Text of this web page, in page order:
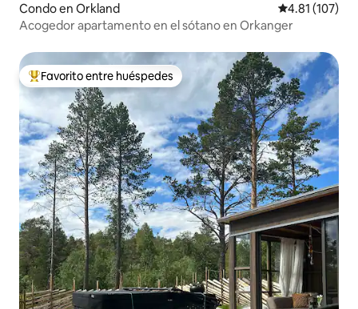
Condo en Orkland Calificación
4.81 (107)
Acogedor apartamento en el sótano en Orkanger
Favorito entre huéspedes preferido
Favorito entre huéspedes